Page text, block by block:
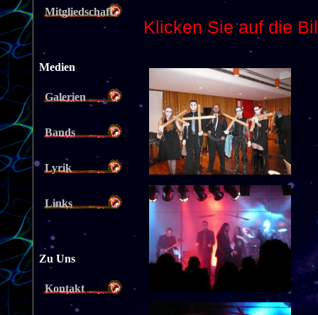
Mitgliedschaft
Medien
Galerien
Bands
Lyrik
Links
Zu Uns
Kontakt